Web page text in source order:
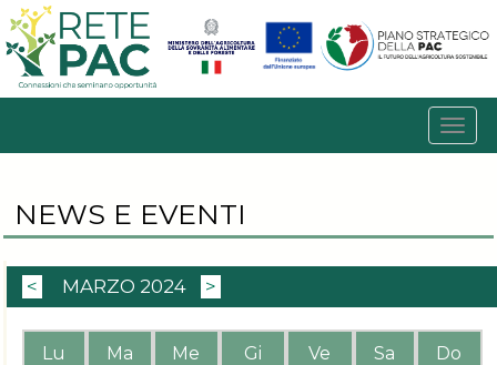
NEWS E EVENTI
< MARZO 2024 >
Lu Ma Me Gi Ve Sa Do